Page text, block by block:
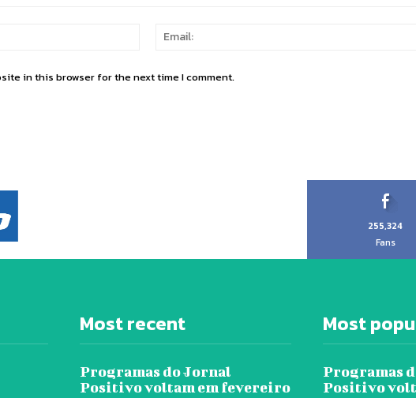
Name:
in this browser for the next time I comment.
255,324
Fans
Most recent
Programas do Jornal
Positivo voltam em fevereiro
Most
Programas
Positivo